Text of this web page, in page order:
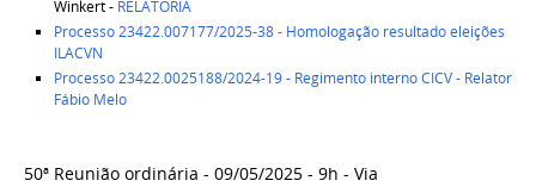
Winkert - RELATORIA
Processo 23422.007177/2025-38 - Homologação resultado eleições
ILACVN
Processo 23422.0025188/2024-19 - Regimento interno CICV - Relator
Fábio Melo
50ª Reunião ordinária - 09/05/2025 - 9h - Via